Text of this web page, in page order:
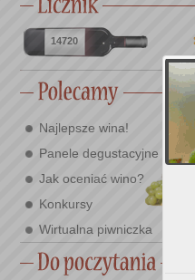
14720
Najlepsze wina!
Panele degustacyjne
Jak oceniać wino?
Konkursy
Wirtualna piwniczka